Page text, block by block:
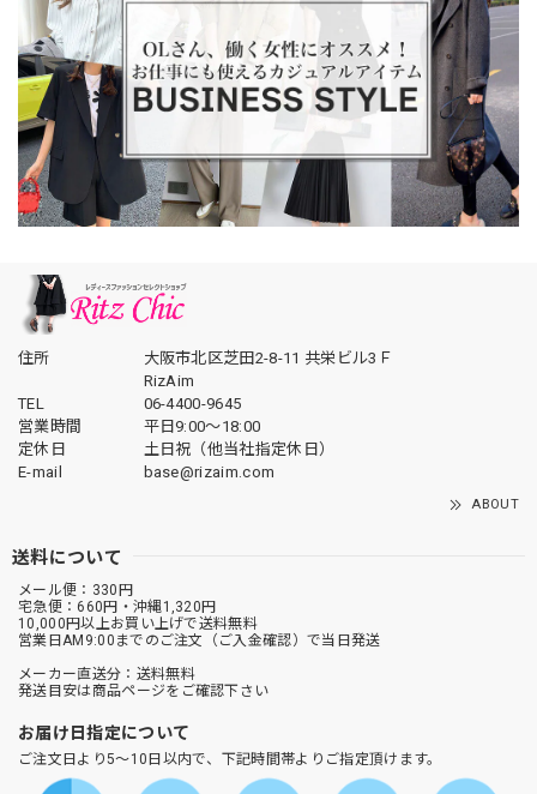
住所
大阪市北区芝田2-8-11 共栄ビル3Ｆ
RizAim
TEL
06-4400-9645
営業時間
平日9:00～18:00
定休日
土日祝（他当社指定休日）
E-mail
base@rizaim.com
ABOUT
送料について
メール便：330円
宅急便：660円・沖縄1,320円
10,000円以上お買い上げで送料無料
営業日AM9:00までのご注文（ご入金確認）で当日発送
メーカー直送分：送料無料
発送目安は商品ページをご確認下さい
お届け日指定について
ご注文日より5～10日以内で、下記時間帯よりご指定頂けます。